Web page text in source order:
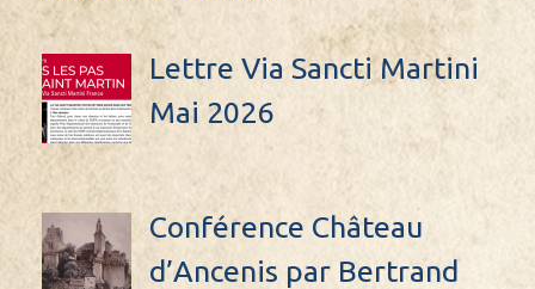
Lettre Via Sancti Martini
Mai 2026
Conférence Château
d’Ancenis par Bertrand